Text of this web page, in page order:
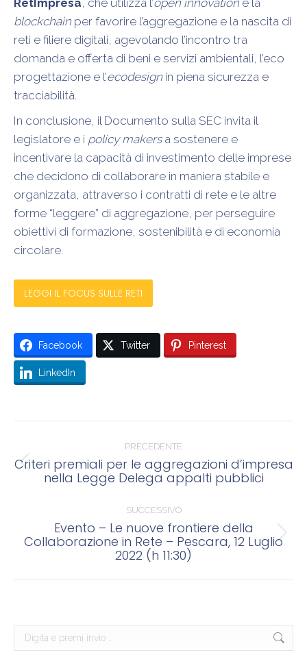
RetImpresa, che utilizza l’open innovation e la
blockchain per favorire l’aggregazione e la nascita di
reti e filiere digitali, agevolando l’incontro tra
domanda e offerta di beni e servizi ambientali, l’eco
progettazione e l’ecodesign in piena sicurezza e
tracciabilità.
In conclusione, il Documento sulla SEC invita il
legislatore e i policy makersa sostenere e
incentivare la capacità di investimento delle imprese
che decidono di collaborare in maniera stabile e
organizzata, attraverso i contratti di rete e le altre
forme “leggere” di aggregazione, per perseguire
obiettivi di formazione, sostenibilità e di economia
circolare.
LEGGI IL FOCUS SULLE RETI
Facebook Twitter Pinterest
LinkedIn
Naviga
tra PRECEDENTE
Post
precedente:
Criteri premiali per le aggregazioni d’impresa
nella Legge Delega appalti pubblici
SUCCESSIVO
Prossimo
post:
Evento – Le nuove frontiere della
Collaborazione in Rete – Pescara, 12 Luglio
2022 (h 11:30)
Cerca: